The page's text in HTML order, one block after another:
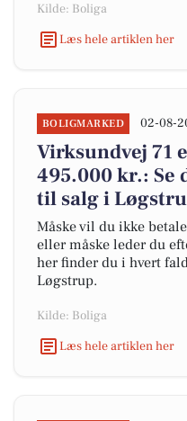
Kilde: Boliga
Læs hele artiklen her
BOLIGMARKED 02-08-
Virksundvej 71
495.000 kr.:
til salg i
Måske vil du ikke
eller måske leder du
her finder du i hvert
Løgstrup.
Kilde: Boliga
Læs hele artiklen her